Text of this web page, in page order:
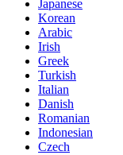
Japanese
Korean
Arabic
Irish
Greek
Turkish
Italian
Danish
Romanian
Indonesian
Czech